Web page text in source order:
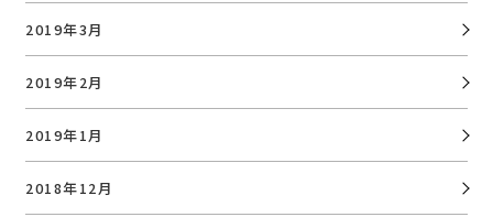
2019年3月
2019年2月
2019年1月
2018年12月